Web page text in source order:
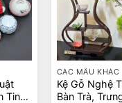
Các
tùy
chọn
có
thể
được
Tinh
CÁC MẪU KHÁC
Kệ Gỗ Nghệ
Bàn Trà,